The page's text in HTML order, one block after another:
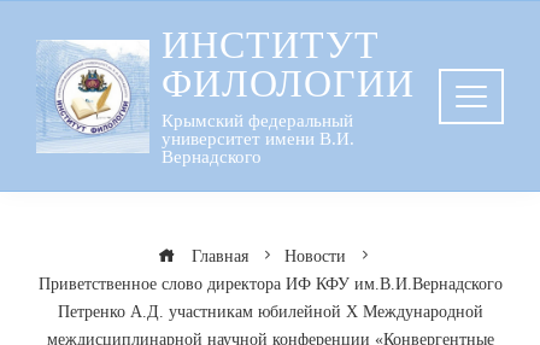
содержанию
ИНСТИТУТ
ФИЛОЛОГИИ
Крымский федеральный
университет имени В.И.
Вернадского
Главная
Новости
Приветственное слово директора ИФ КФУ им.В.И.Вернадского
Петренко А.Д. участникам юбилейной X Международной
междисциплинарной научной конференции «Конвергентные